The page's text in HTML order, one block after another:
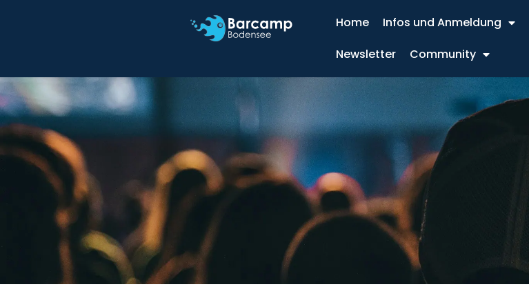
Home Infos und Anmeldung
Newsletter
Community